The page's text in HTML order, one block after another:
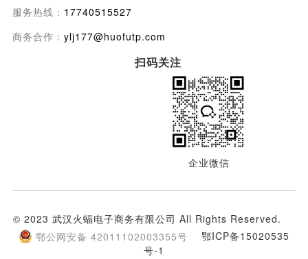
服务热线： 17740515527
商务合作： ylj177@huofutp.com
扫码关注
企业微信
© 2023 武汉火蝠电子商务有限公司 All Rights Reserved.
鄂公网安备 42011102003355号
鄂ICP备15020535
号-1